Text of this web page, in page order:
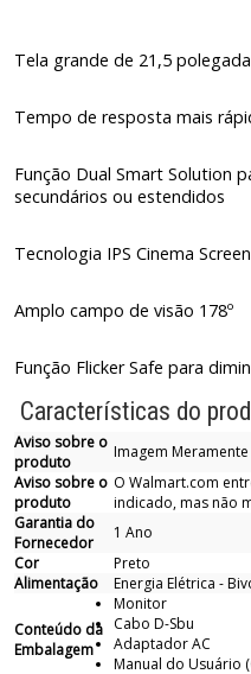
Tela grande de 21,5
Tempo de resposta mais
Função Dual Smart Solution
secundários ou estendidos
Tecnologia IPS Cinema Screen
Amplo campo de visão 178º
Função Flicker Safe para
Características do
Aviso sobre o
produto
Imagem
Aviso sobre o
produto
O Walmart.com
indicado, mas não
Garantia do
Fornecedor
1 Ano
Cor
Preto
Alimentação
Energia Elétrica -
Conteúdo da
Embalagem
Monitor
Cabo D-Sbu
Adaptador AC
Manual do Usuário